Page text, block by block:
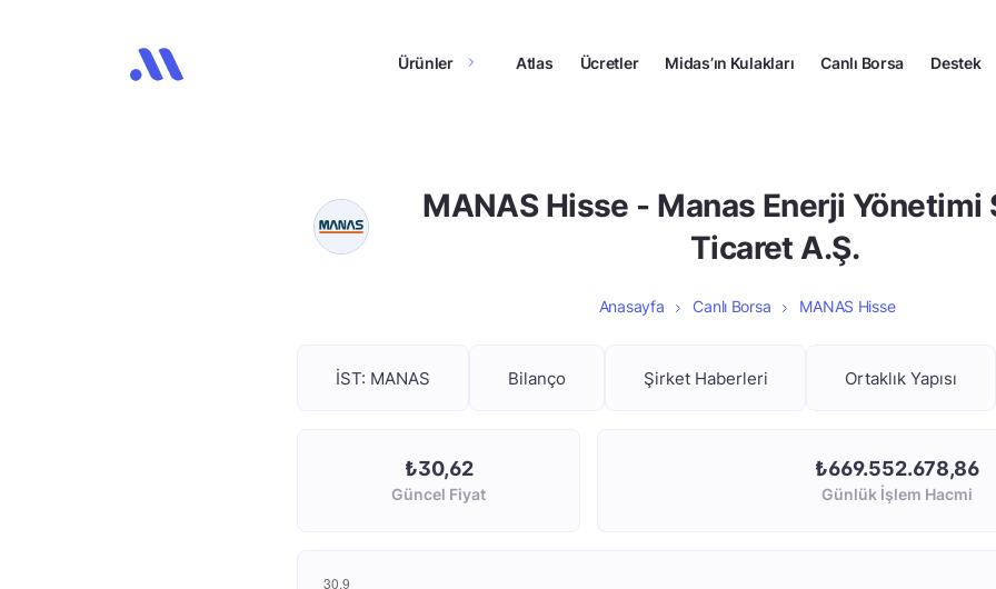
Ürünler Atlas Ücretler Midas’ın Kulakları Canlı Borsa Destek
MANAS Hisse - Manas Enerji Yönetimi
Ticaret A.Ş.
Anasayfa Canlı Borsa MANAS Hisse
İST: MANAS Bilanço Şirket Haberleri Ortaklık Yapısı
₺30,62
Güncel Fiyat
₺669.552.678,86
Günlük İşlem Hacmi